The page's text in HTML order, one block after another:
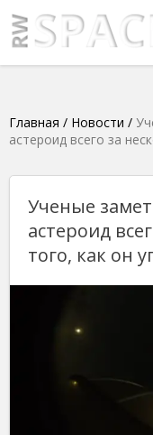
Главная / Новости /
астероид всего за
Ученые
астероид
того, как он